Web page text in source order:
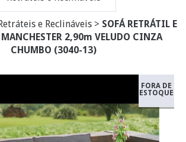
e Reclináveis > SOFÁ RETRÁTIL E
MANCHESTER 2,90m VELUDO CINZA
CHUMBO (3040-13)
FORA DE
ESTOQUE